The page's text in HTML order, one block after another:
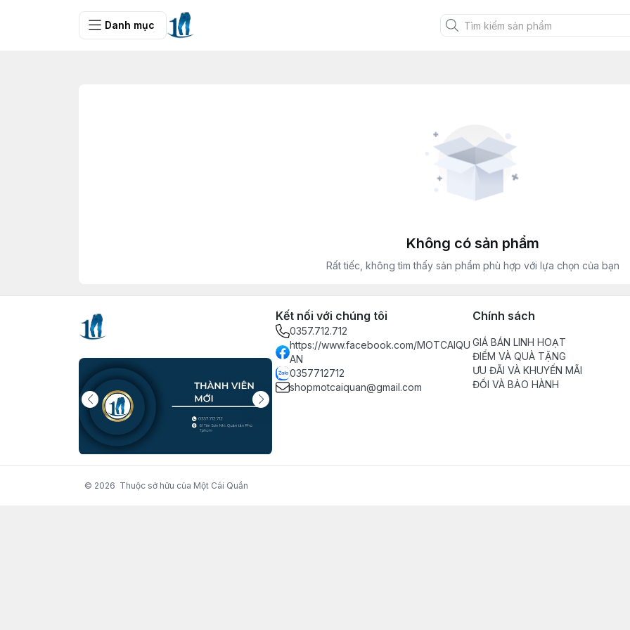
Danh mục
Không có sản phẩm
Rất tiếc, không tìm thấy sản phẩm phù hợp với lựa chọn của bạn
Kết nối với chúng tôi
0357.712.712
https://www.facebook.com/MOTCAIQU
AN
0357712712
shopmotcaiquan@gmail.com
Chính sách
GIÁ BÁN LINH HOẠT
ĐIỂM VÀ QUÀ TẶNG
ƯU ĐÃI VÀ KHUYẾN MÃI
ĐỔI VÀ BẢO HÀNH
© 2026 Thuộc sở hữu của Một Cái Quần